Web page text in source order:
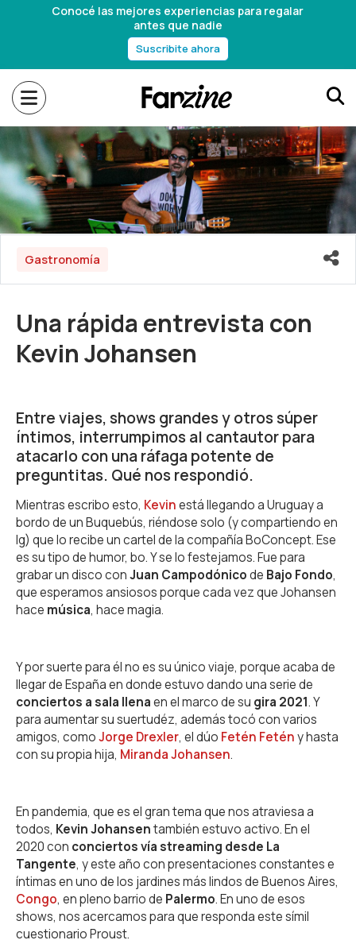
Conocé las mejores experiencias para regalar
antes que nadie
Suscribite ahora
Gastronomía
Una rápida entrevista con
Kevin Johansen
Entre viajes, shows grandes y otros súper
íntimos, interrumpimos al cantautor para
atacarlo con una ráfaga potente de
preguntitas. Qué nos respondió.
Mientras escribo esto, Kevinestá llegando a Uruguay a
bordo de un Buquebús, riéndose solo (y compartiendo en
Ig) que lo recibe un cartel de la compañía BoConcept. Ese
es su tipo de humor, bo. Y se lo festejamos. Fue para
grabar un disco conJuan Campodónicode Bajo Fondo,
que esperamos ansiosos porque cada vez que Johansen
hace música, hace magia.
Y por suerte para él no es su único viaje, porque acaba de
llegar de España en donde estuvo dando una serie de
conciertos a sala llenaen el marco de su gira 2021. Y
para aumentar su suertudéz, además tocó con varios
amigos, comoJorge Drexler, el dúo Fetén Fetény hasta
con su propia hija, Miranda Johansen.
En pandemia, que es el gran tema que nos atraviesa a
todos, Kevin Johansentambién estuvo activo. En el
2020 con conciertos vía streaming desde La
Tangente, y este año con presentaciones constantes e
íntimas en uno de los jardines más lindos de Buenos Aires,
Congo, en pleno barrio de Palermo. En uno de esos
shows, nos acercamos para que responda este símil
cuestionario Proust.